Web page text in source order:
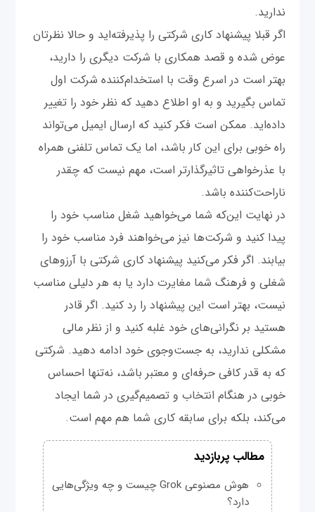
ندارید.
اگر قبلا پیشنهاد کاری شرکتی را پذیرفته‌اید و حالا نظرتان
عوض شده و قصد همکاری با شرکت دیگری را دارید،
بهتر است در اسرع وقت با استخدام‌کننده شرکت اول
تماس بگیرید و به او اطلاع دهید که نظر خود را تغییر
داده‌اید. ممکن است فکر کنید که ارسال ایمیل می‌تواند
راه خوبی برای این کار باشد، اما یک تماس تلفنی همراه
با عذرخواهی تاثیرگذارتر است، مهم نیست که چقدر
ناراحت‌کننده باشد.
در نهایت این‌که شما می‌خواهید شغل مناسب خود را
پیدا کنید و شرکت‌ها نیز می‌خواهند فرد مناسب خود را
بیابند. اگر فکر می‌کنید پیشنهاد کاری شرکتی با آرزوهای
شغلی و فرهنگ شما مغایرت دارد یا به هر دلیلی مناسب
نیست، بهتر است این پیشنهاد را رد کنید. اگر قادر
هستید بر نگرانی‌های خود غلبه کنید و از نظر مالی
مشکلی ندارید، به جست‌وجوی خود ادامه دهید. شرکتی
که به قدر کافی حرفه‌ای و معتبر باشد، نه‌تنها احساس
خوبی در هنگام انتخاب و تصمیم‌گیری در شما ایجاد
می‌کند، بلکه برای سابقه کاری شما هم مهم است.
مطالب پربازدید
هوش مصنوعی Grok چیست و چه ویژگی‌هایی
دارد؟